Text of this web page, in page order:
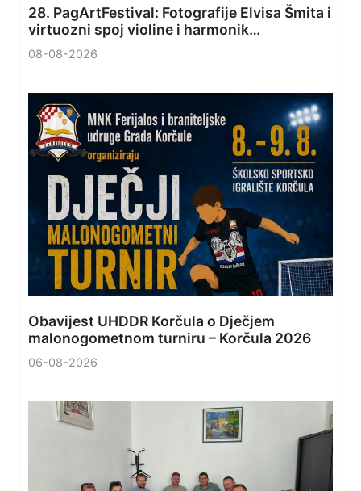
28. PagArtFestival: Fotografije Elvisa Šmita i
virtuozni spoj violine i harmonik…
08-08-2026
Obavijest UHDDR Korčula o Dječjem
malonogometnom turniru – Korčula 2026
06-08-2026